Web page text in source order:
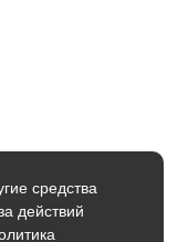
средства
действий